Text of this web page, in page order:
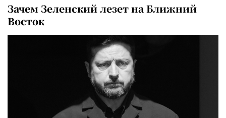
Зачем Зеленский лезет на Ближний
Восток